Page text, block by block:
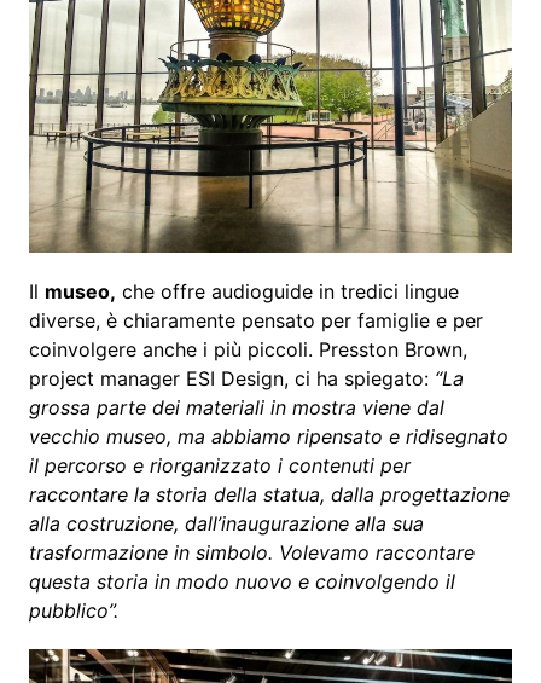
Il museo, che offre audioguide in tredici lingue
diverse, è chiaramente pensato per famiglie e per
coinvolgere anche i più piccoli. Presston Brown,
project manager ESI Design, ci ha spiegato: “La
grossa parte dei materiali in mostra viene dal
vecchio museo, ma abbiamo ripensato e ridisegnato
il percorso e riorganizzato i contenuti per
raccontare la storia della statua, dalla progettazione
alla costruzione, dall’inaugurazione alla sua
trasformazione in simbolo. Volevamo raccontare
questa storia in modo nuovo e coinvolgendo il
pubblico”.